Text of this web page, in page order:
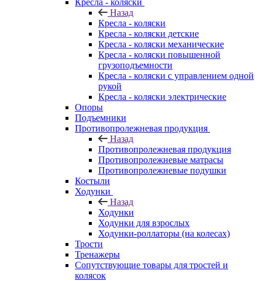
Назад
Кресла - коляски
Кресла - коляски детские
Кресла - коляски механические
Кресла - коляски повышенной
грузоподъемности
Кресла - коляски с управлением одной
рукой
Кресла - коляски электрические
Опоры
Подъемники
Противопролежневая продукция
Назад
Противопролежневая продукция
Противопролежневые матрасы
Противопролежневые подушки
Костыли
Ходунки
Назад
Ходунки
Ходунки для взрослых
Ходунки-роллаторы (на колесах)
Трости
Тренажеры
Сопутствующие товары для тростей и
колясок